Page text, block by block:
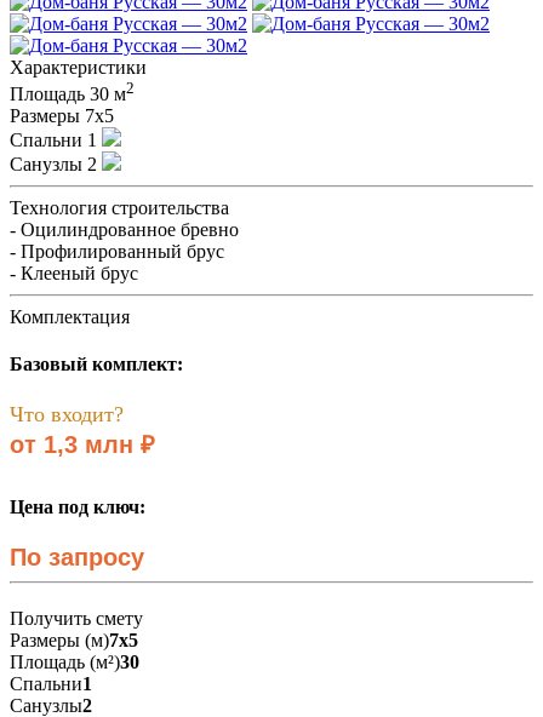
Характеристики
Площадь 30 м2
Размеры 7х5
Спальни 1
Санузлы 2
Технология строительства
- Оцилиндрованное бревно
- Профилированный брус
- Клееный брус
Комплектация
Базовый комплект:
Что входит?
от 1,3 млн ₽
Цена под ключ:
По запросу
Получить смету
Размеры (м)7х5
Площадь (м²)30
Спальни1
Санузлы2